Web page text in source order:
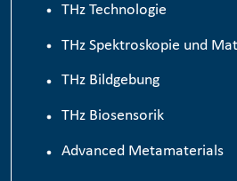
THz Technologie
THz Spektroskopie und
THz Bildgebung
THz Biosensorik
Advanced Metamaterials